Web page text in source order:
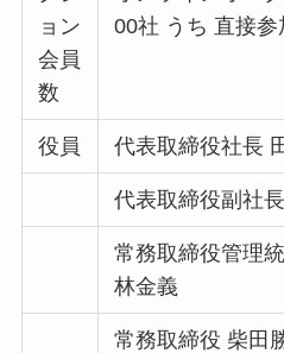
ョン
会員
数
00社 うち 直接
役員 代表取締役社長
代表取締役副社
常務取締役管理
林金義
常務取締役 柴田